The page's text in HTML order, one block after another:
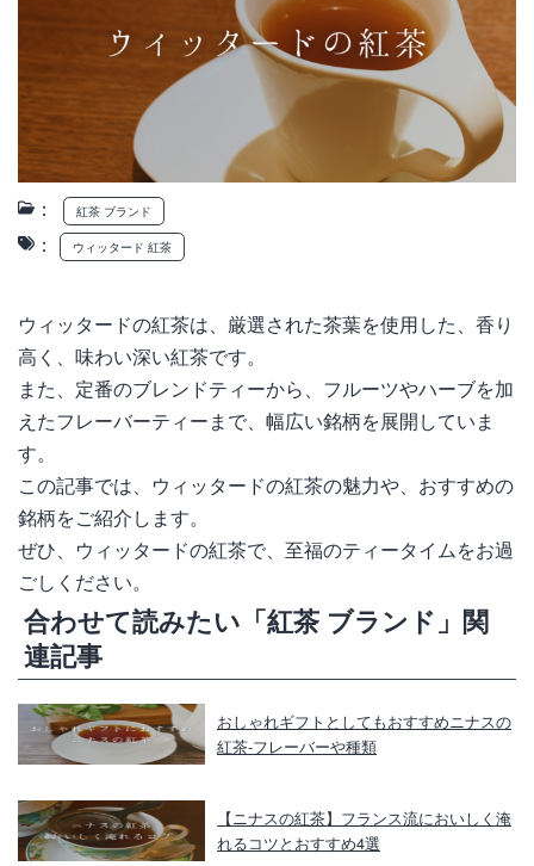
： 紅茶 ブランド
： ウィッタード 紅茶
ウィッタードの紅茶は、厳選された茶葉を使用した、香り
高く、味わい深い紅茶です。
また、定番のブレンドティーから、フルーツやハーブを加
えたフレーバーティーまで、幅広い銘柄を展開していま
す。
この記事では、ウィッタードの紅茶の魅力や、おすすめの
銘柄をご紹介します。
ぜひ、ウィッタードの紅茶で、至福のティータイムをお過
ごしください。
合わせて読みたい「紅茶 ブランド」関
連記事
おしゃれギフトとしてもおすすめニナスの
紅茶‐フレーバーや種類
【ニナスの紅茶】フランス流においしく淹
れるコツとおすすめ4選